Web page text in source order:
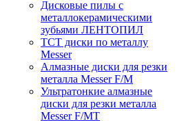
Дисковые пилы с
металлокерамическими
зубьями ЛЕНТОПИЛ
ТСТ диски по металлу
Messer
Алмазные диски для резки
металла Messer F/M
Ультратонкие алмазные
диски для резки металла
Messer F/MT